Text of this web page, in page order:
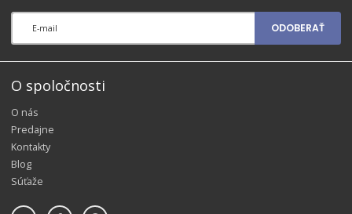
ODOBERAŤ
O spoločnosti
O nás
Predajne
Kontakty
Blog
Súťaže